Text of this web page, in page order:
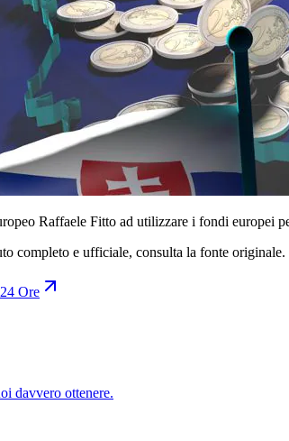
Raffaele Fitto ad utilizzare i fondi europei
completo e ufficiale, consulta la fonte originale.
Ore
davvero ottenere.